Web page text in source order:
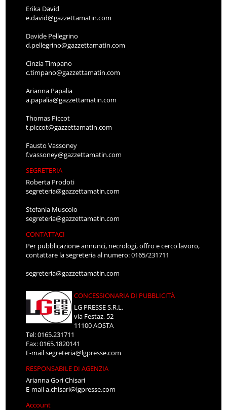
Erika David
e.david@gazzettamatin.com
Davide Pellegrino
d.pellegrino@gazzettamatin.com
Cinzia Timpano
c.timpano@gazzettamatin.com
Arianna Papalia
a.papalia@gazzettamatin.com
Thomas Piccot
t.piccot@gazzettamatin.com
Fausto Vassoney
f.vassoney@gazzettamatin.com
SEGRETERIA
Roberta Prodoti
segreteria@gazzettamatin.com
Stefania Muscolo
segreteria@gazzettamatin.com
CONTATTACI
Per pubblicazione annunci, necrologi, offro e cerco lavoro,
contattare la segreteria al numero: 0165/231711
segreteria@gazzettamatin.com
CONCESSIONARIA DI PUBBLICITÀ
LG PRESSE S.R.L.
via Festaz, 52
11100 AOSTA
Tel: 0165.231711
Fax: 0165.1820141
E-mailsegreteria@lgpresse.com
RESPONSABILE DI AGENZIA
Arianna Gori Chisari
E-maila.chisari@lgpresse.com
Account